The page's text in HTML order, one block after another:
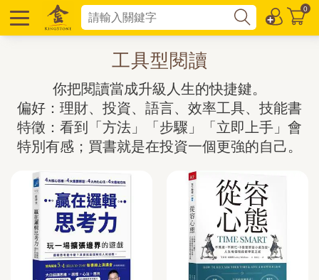
0
工具型閱讀
你把閱讀當成升級人生的快捷鍵。
偏好：理財、投資、語言、效率工具、技能書
特徵：看到「方法」「步驟」「立即上手」會
特別有感；買書就是在投資一個更強的自己。